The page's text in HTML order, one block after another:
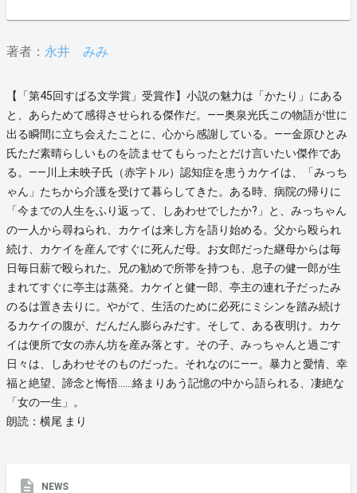
著者： 永井 みみ
【「第45回すばる文学賞」受賞作】小説の魅力は「かたり」にある
と、あらためて感得させられる傑作だ。――奥泉光氏この物語が世に
出る瞬間に立ち会えたことに、心から感謝している。――金原ひとみ
氏ただ素晴らしいものを読ませてもらったとだけ言いたい傑作であ
る。――川上未映子氏（赤字トル）認知症を患うカケイは、「みっち
ゃん」たちから介護を受けて暮らしてきた。ある時、病院の帰りに
「今までの人生をふり返って、しあわせでしたか?」と、みっちゃん
の一人から尋ねられ、カケイは来し方を語り始める。父から殴られ
続け、カケイを産んですぐに死んだ母。お女郎だった継母からは毎
日毎日薪で殴られた。兄の勧めで所帯を持つも、息子の健一郎が生
まれてすぐに亭主は蒸発。カケイと健一郎、亭主の連れ子だったみ
のるは置き去りに。やがて、生活のために必死にミシンを踏み続け
るカケイの腹が、だんだん膨らみだす。そして、ある夜明け。カケ
イは便所で女の赤ん坊を産み落とす。その子、みっちゃんと過ごす
日々は、しあわせそのものだった。それなのに――。暴力と愛情、幸
福と絶望、諦念と悔悟……絡まりあう記憶の中から語られる、凄絶な
「女の一生」。
朗読：横尾 まり
NEWS